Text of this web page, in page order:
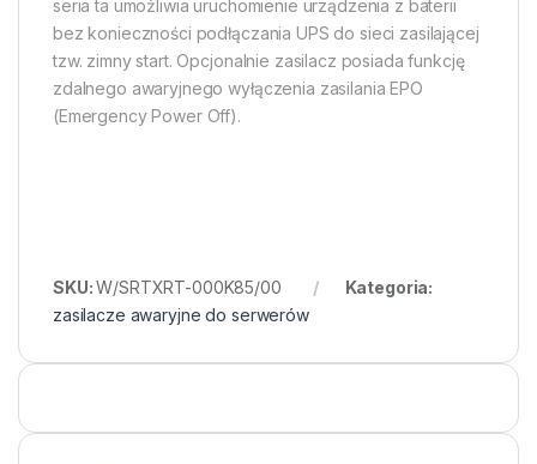
seria ta umożliwia uruchomienie urządzenia z baterii
bez konieczności podłączania UPS do sieci zasilającej
tzw. zimny start. Opcjonalnie zasilacz posiada funkcję
zdalnego awaryjnego wyłączenia zasilania EPO
(Emergency Power Off).
SKU:W/SRTXRT-000K85/00
Kategoria:
zasilacze awaryjne do serwerów